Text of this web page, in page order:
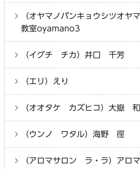
（オヤマノパンキョウシツオヤ
教室oyamano3
（イグチ チカ）井口 千芳
（エリ）えり
（オオタケ カズヒコ）大嶽
（ウンノ ワタル）海野 徑
（アロマサロン ラ・ラ）アロ